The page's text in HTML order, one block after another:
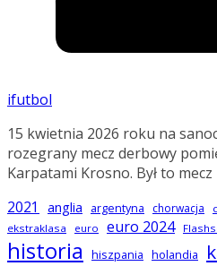
ifutbol
15 kwietnia 2026 roku na
rozegrany mecz derbowy
Karpatami Krosno. Był to mecz
2021
anglia argentyna chorwacja
ekstraklasa
euro euro 2024
historia hiszpania holandia